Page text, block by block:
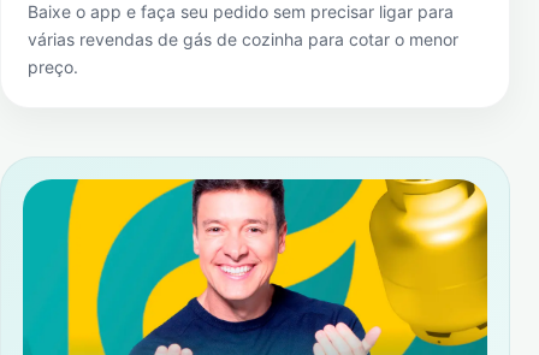
Baixe o app e faça seu pedido sem precisar ligar para
várias revendas de gás de cozinha para cotar o menor
preço.